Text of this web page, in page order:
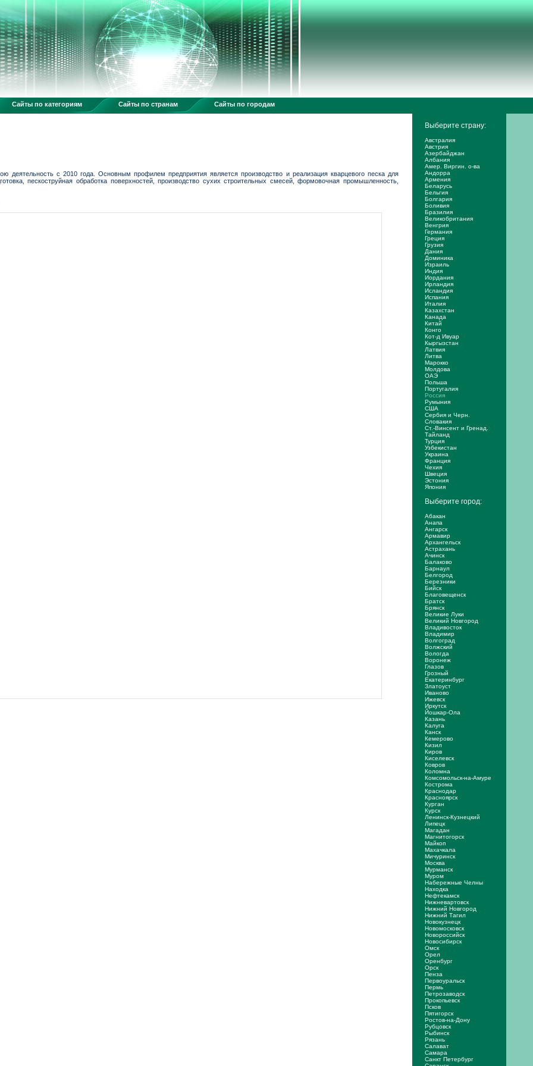
Сайты по категориям Сайты по странам Сайты по городам
деятельность с 2010 года. Основным профилем предприятия является производство и реализация кварцевого песка для
пескоструйная обработка поверхностей, производство сухих строительных смесей, формовочная промышленность,
Выберите страну:
Австралия
Австрия
Азербайджан
Албания
Амер. Виргин. о-ва
Андорра
Армения
Беларусь
Бельгия
Болгария
Боливия
Бразилия
Великобритания
Венгрия
Германия
Греция
Грузия
Дания
Доминика
Израиль
Индия
Иордания
Ирландия
Исландия
Испания
Италия
Казахстан
Канада
Китай
Конго
Кот-д Ивуар
Кыргызстан
Латвия
Литва
Марокко
Молдова
ОАЭ
Польша
Португалия
Россия
Румыния
США
Сербия и Черн.
Словакия
Ст.-Винсент и Гренад.
Тайланд
Турция
Узбекистан
Украина
Франция
Чехия
Швеция
Эстония
Япония
Выберите город:
Абакан
Анапа
Ангарск
Армавир
Архангельск
Астрахань
Ачинск
Балаково
Барнаул
Белгород
Березники
Бийск
Благовещенск
Братск
Брянск
Великие Луки
Великий Новгород
Владивосток
Владимир
Волгоград
Волжский
Вологда
Воронеж
Глазов
Грозный
Екатеринбург
Златоуст
Иваново
Ижевск
Иркутск
Йошкар-Ола
Казань
Калуга
Канск
Кемерово
Кизил
Киров
Киселевск
Ковров
Коломна
Комсомольск-на-Амуре
Кострома
Краснодар
Красноярск
Курган
Курск
Ленинск-Кузнецкий
Липецк
Магадан
Магнитогорск
Майкоп
Махачкала
Мичуринск
Москва
Мурманск
Муром
Набережные Челны
Находка
Нефтекамск
Нижневартовск
Нижний Новгород
Нижний Тагил
Новокузнецк
Новомосковск
Новороссийск
Новосибирск
Омск
Орел
Оренбург
Орск
Пенза
Первоуральск
Пермь
Петрозаводск
Прокопьевск
Псков
Пятигорск
Ростов-на-Дону
Рубцовск
Рыбинск
Рязань
Салават
Самара
Санкт Петербург